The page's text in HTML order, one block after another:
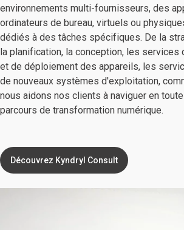
environnements multi-fournisseurs, des
ordinateurs de bureau, virtuels ou
dédiés à des tâches spécifiques. De la
la planification, la conception, les services
et de déploiement des appareils, les
de nouveaux systèmes d'exploitation,
nous aidons nos clients à naviguer en
parcours de transformation numérique.
Découvrez Kyndryl Consult